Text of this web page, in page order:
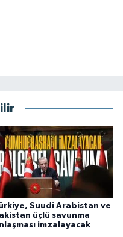
Suudi Arabistan ve
üçlü savunma
imzalayacak